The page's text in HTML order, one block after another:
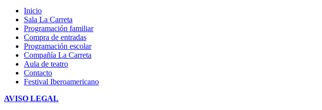
Inicio
Sala La Carreta
Programación familiar
Compra de entradas
Programación escolar
Compañía La Carreta
Aula de teatro
Contacto
Festival Iberoamericano
AVISO LEGAL